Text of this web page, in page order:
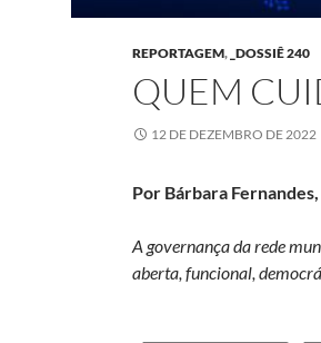
REPORTAGEM, _DOSSIÊ 240
QUEM
12 DE DEZEMBRO DE 2022
Por Bárbara
A governança da rede
aberta, funcional,